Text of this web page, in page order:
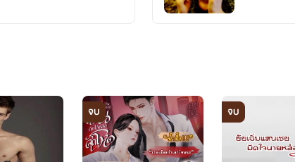
นิสัยต่างกันราวฟ้ากับดิน แฝดน้องจะเป็นคนที่อ่อนโยน อ่อ
องคนแต่เธอก็รักแฝดน้องเช่นกันแค่ไม่แสดงออก หลังจากที่เ
ริงโดยการต้องปลอมตัวเป็นฝาแฝดผู้น้องเข้าพิธีวิวาห์แทน
องมีนิยายรูปแบบอีบุ๊คให้ดาว
นใจก็ตามไปที่เมพเลยนะคะ
จบ จบ